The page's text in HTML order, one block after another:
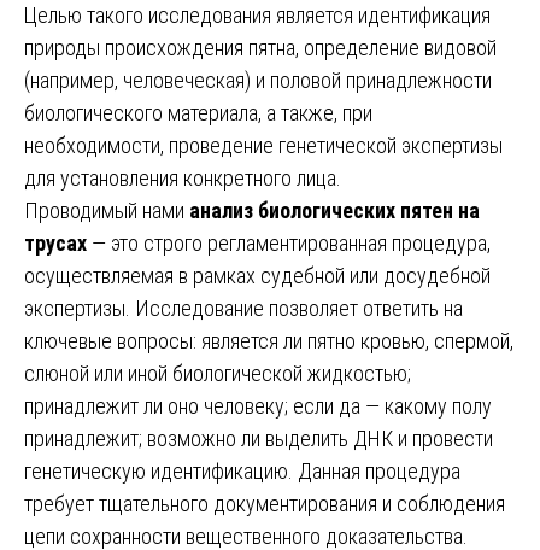
Целью такого исследования является идентификация
природы происхождения пятна, определение видовой
(например, человеческая) и половой принадлежности
биологического материала, а также, при
необходимости, проведение генетической экспертизы
для установления конкретного лица.
Проводимый нами анализ биологических пятен на
трусах — это строго регламентированная процедура,
осуществляемая в рамках судебной или досудебной
экспертизы. Исследование позволяет ответить на
ключевые вопросы: является ли пятно кровью, спермой,
слюной или иной биологической жидкостью;
принадлежит ли оно человеку; если да — какому полу
принадлежит; возможно ли выделить ДНК и провести
генетическую идентификацию. Данная процедура
требует тщательного документирования и соблюдения
цепи сохранности вещественного доказательства.